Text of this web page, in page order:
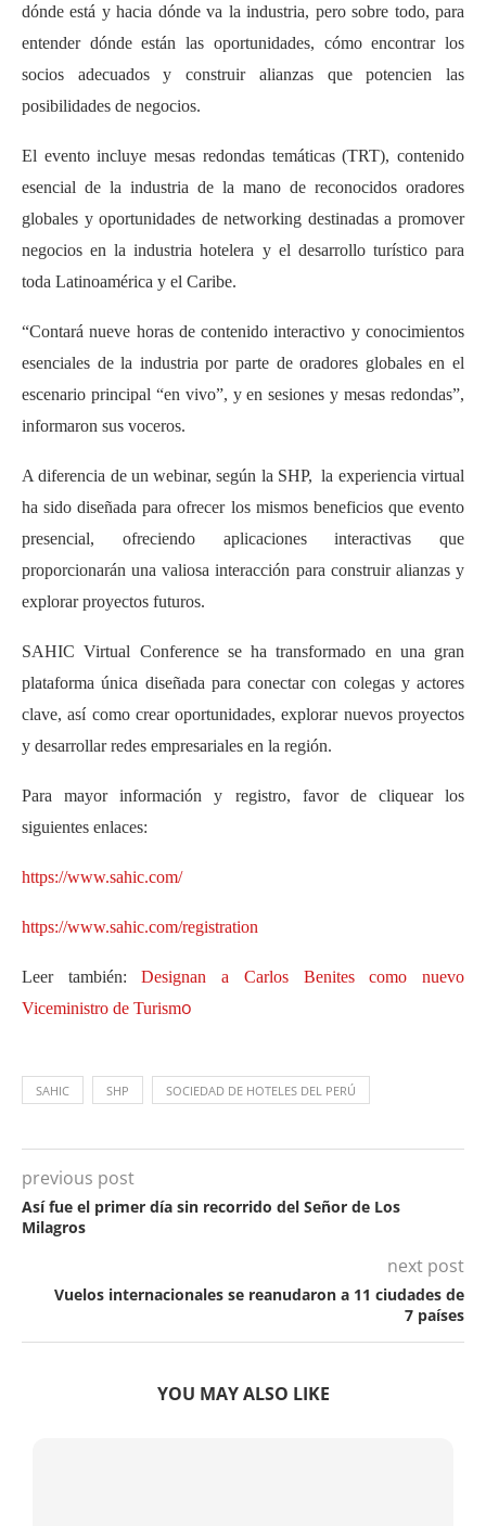
dónde está y hacia dónde va la industria, pero sobre todo, para
entender dónde están las oportunidades, cómo encontrar los
socios adecuados y construir alianzas que potencien las
posibilidades de negocios.
El evento incluye mesas redondas temáticas (TRT), contenido
esencial de la industria de la mano de reconocidos oradores
globales y oportunidades de networking destinadas a promover
negocios en la industria hotelera y el desarrollo turístico para
toda Latinoamérica y el Caribe.
“Contará nueve horas de contenido interactivo y conocimientos
esenciales de la industria por parte de oradores globales en el
escenario principal “en vivo”, y en sesiones y mesas redondas”,
informaron sus voceros.
A diferencia de un webinar, según la SHP, la experiencia virtual
ha sido diseñada para ofrecer los mismos beneficios que evento
presencial, ofreciendo aplicaciones interactivas que
proporcionarán una valiosa interacción para construir alianzas y
explorar proyectos futuros.
SAHIC Virtual Conference se ha transformado en una gran
plataforma única diseñada para conectar con colegas y actores
clave, así como crear oportunidades, explorar nuevos proyectos
y desarrollar redes empresariales en la región.
Para mayor información y registro, favor de cliquear los
siguientes enlaces:
https://www.sahic.com/
https://www.sahic.com/registration
Leer también:Designan a Carlos Benites como nuevo
Viceministro de Turismo
SAHIC SHP SOCIEDAD DE HOTELES DEL PERÚ
previous post
Así fue el primer día sin recorrido del Señor de Los
Milagros
next post
Vuelos internacionales se reanudaron a 11 ciudades de
7 países
YOU MAY ALSO LIKE